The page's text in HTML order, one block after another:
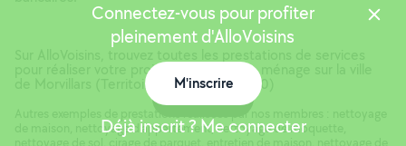
pour réaliser votre projet de Femme de ménage sur la ville
de Morvillars (Territoire de belfort, 90120)
de maison, nettoyage d'appartement, nettoyage de moquette,
nettoyage de sol, cirage de parquet, entretien de maison, nettoyage de
Connectez-vous pour profiter
pleinement d'AlloVoisins
M'inscrire
Déjà inscrit ? Me connecter